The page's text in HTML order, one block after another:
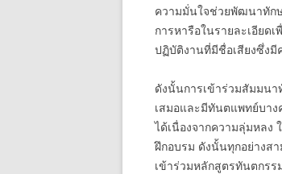
ความมั่นใจช่วยพัฒนาทัก
การหารือในรายละเอียด
ปฏิบัติงานที่มีชื่อเสียงซึ่ง
ดังนั้นการเข้าร่วมสัมมนา
เสมอและมีทันตแพทย์บา
ได้เนื่องจากความลุ่มหล
ฝึกอบรม ดังนั้นทุกอย่างส
เข้าร่วมหลักสูตรทันตกร